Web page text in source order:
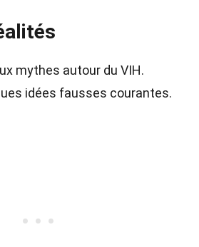
mythes autour du VIH.
idées fausses courantes.